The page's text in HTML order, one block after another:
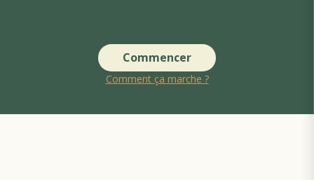
Commencer
Comment ça marche ?